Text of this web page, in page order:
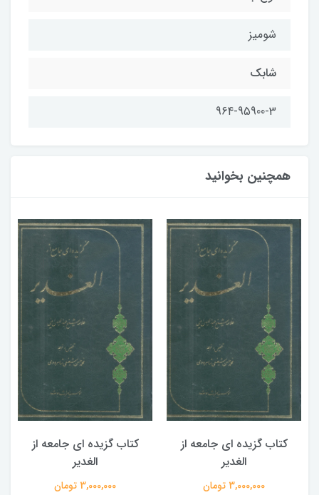
شومیز
شابک
964-95900-3
همچنین بخوانید
کتاب گزیده ای جامعه از
الغدیر
3,000,000 تومان
کتاب گزیده ای جامعه از
الغدیر
3,000,000 تومان